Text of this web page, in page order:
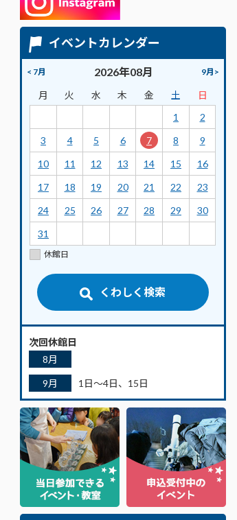
イベントカレンダー
< 7月 2026年08月 9月>
月 火 水 木 金 土
日
1
2
3
4 5 6 7 8
9
10
11 12 13 14 15
16
17
18 19 20 21 22
23
24
25 26 27 28 29
30
31
休館日
くわしく検索
次回休館日
8月
9月 1日～4日、15日